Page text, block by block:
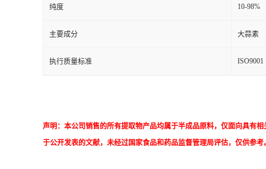
纯度 10-98%
主要成分 大蒜素
执行质量标准 ISO9001
声明：本公司销售的所有提取物产品均属于半成品原料，仅面向具有
于公开发表的文献，未经过国家食品和药品监督管理局评估，仅供参考